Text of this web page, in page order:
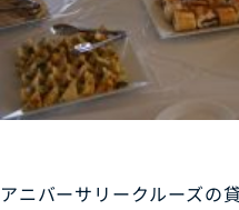
アニバーサリークルーズの